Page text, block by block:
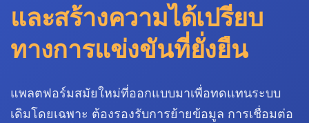
และสร้างความได้เปรียบ
ทางการแข่งขันที่ยั่งยืน
แพลตฟอร์มสมัยใหม่ที่ออกแบบมาเพื่อทดแทนระบบ
เดิมโดยเฉพาะ ต้องรองรับการย้ายข้อมูล การเชื่อมต่อ